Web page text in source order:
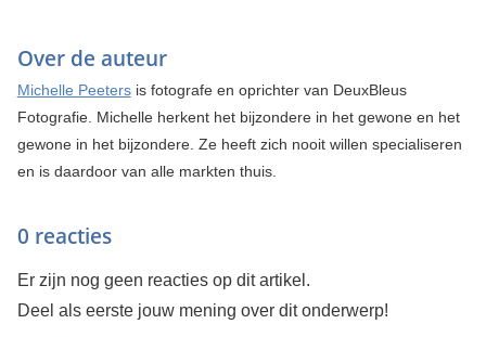
Over de auteur
Michelle Peetersis fotografe en oprichter van DeuxBleus
Fotografie. Michelle herkent het bijzondere in het gewone en het
gewone in het bijzondere. Ze heeft zich nooit willen specialiseren
en is daardoor van alle markten thuis.
0 reacties
Er zijn nog geen reacties op dit artikel.
Deel als eerste jouw mening over dit onderwerp!